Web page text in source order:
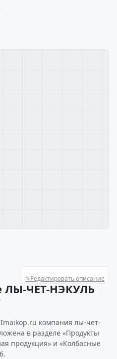
✎Редактировать описание
ЛЫ-ЧЕТ-НЭКУЛЬ
компания лы-чет-
в разделе «Продукты
продукция» и «Колбасные